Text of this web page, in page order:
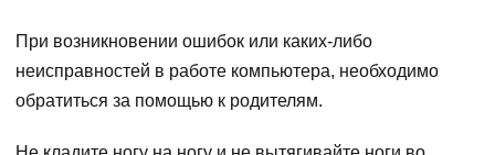
При возникновении ошибок или каких-либо
неисправностей в работе компьютера, необходимо
обратиться за помощью к родителям.